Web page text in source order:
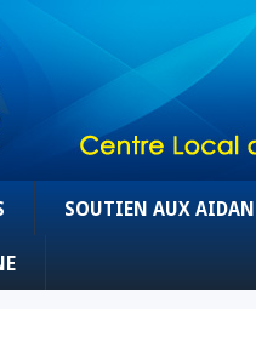
SOUTIEN AUX